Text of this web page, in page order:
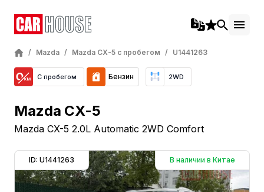
/ Mazda / Mazda CX-5 с пробегом / U1441263
С пробегом Бензин 2WD
Mazda CX-5
Mazda CX-5 2.0L Automatic 2WD Comfort
ID: U1441263 В наличии в Китае